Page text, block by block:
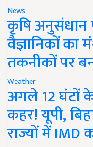
News
कृषि अनुसंधान
वैज्ञानिकों का
तकनीकों पर
Weather
अगले 12 घंटों
कहर! यूपी,
राज्यों में